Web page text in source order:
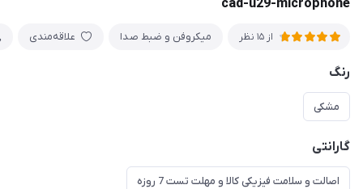
cad-u29-microphone
از 15 نظر میکروفن و ضبط صدا علاقه‌مندی
رنگ
مشکی
گارانتی
اصالت و سلامت فیزیکی کالا و مهلت تست 7 روزه